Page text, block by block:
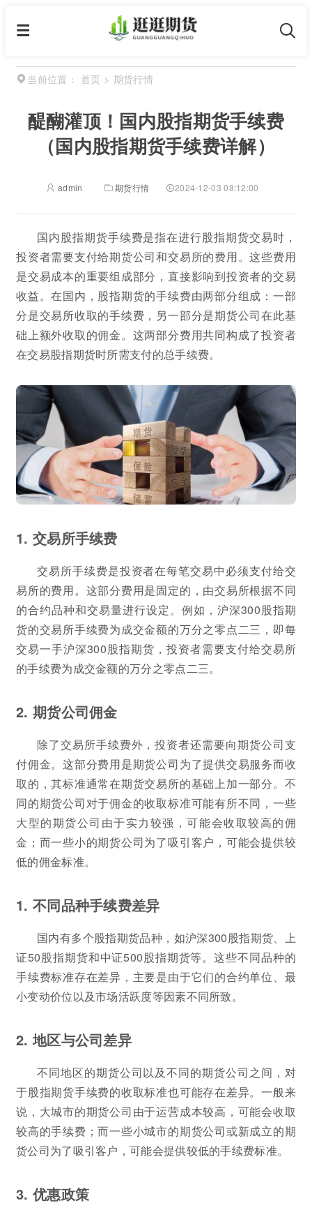
当前位置： 首页 > 期货行情
醍醐灌顶！国内股指期货手续费
（国内股指期货手续费详解）
admin 期货行情 2024-12-03 08:12:00
国内股指期货手续费是指在进行股指期货交易时，
投资者需要支付给期货公司和交易所的费用。这些费用
是交易成本的重要组成部分，直接影响到投资者的交易
收益。在国内，股指期货的手续费由两部分组成：一部
分是交易所收取的手续费，另一部分是期货公司在此基
础上额外收取的佣金。这两部分费用共同构成了投资者
在交易股指期货时所需支付的总手续费。
1. 交易所手续费
交易所手续费是投资者在每笔交易中必须支付给交
易所的费用。这部分费用是固定的，由交易所根据不同
的合约品种和交易量进行设定。例如，沪深300股指期
货的交易所手续费为成交金额的万分之零点二三，即每
交易一手沪深300股指期货，投资者需要支付给交易所
的手续费为成交金额的万分之零点二三。
2. 期货公司佣金
除了交易所手续费外，投资者还需要向期货公司支
付佣金。这部分费用是期货公司为了提供交易服务而收
取的，其标准通常在期货交易所的基础上加一部分。不
同的期货公司对于佣金的收取标准可能有所不同，一些
大型的期货公司由于实力较强，可能会收取较高的佣
金；而一些小的期货公司为了吸引客户，可能会提供较
低的佣金标准。
1. 不同品种手续费差异
国内有多个股指期货品种，如沪深300股指期货、上
证50股指期货和中证500股指期货等。这些不同品种的
手续费标准存在差异，主要是由于它们的合约单位、最
小变动价位以及市场活跃度等因素不同所致。
2. 地区与公司差异
不同地区的期货公司以及不同的期货公司之间，对
于股指期货手续费的收取标准也可能存在差异。一般来
说，大城市的期货公司由于运营成本较高，可能会收取
较高的手续费；而一些小城市的期货公司或新成立的期
货公司为了吸引客户，可能会提供较低的手续费标准。
3. 优惠政策